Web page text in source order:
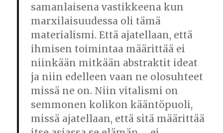
samanlaisena vastikkeena kun
marxilaisuudessa oli tämä
materialismi. Että ajatellaan, että
ihmisen toimintaa määrittää ei
niinkään mitkään abstraktit ideat
ja niin edelleen vaan ne olosuhteet
missä ne on. Niin vitalismi on
semmonen kolikon kääntöpuoli,
missä ajatellaan, että sitä määrittää